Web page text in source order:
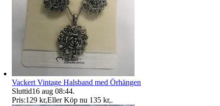
Vackert Vintage Halsband med Örhängen
Sluttid16 aug 08:44.
Pris:129 kr,Eller Köp nu 135 kr,.